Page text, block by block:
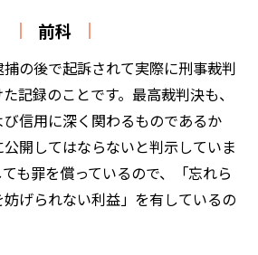
前科
の後で起訴されて実際に刑事裁判
記録のことです。最高裁判決も、
信用に深く関わるものであるか
開してはならないと判示していま
も罪を償っているので、「忘れら
げられない利益」を有しているの